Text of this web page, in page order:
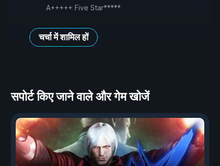
A+++++ Five Star*****
चर्चा में शामिल हों
सपोर्ट किए जाने वाले और गेम खोजें